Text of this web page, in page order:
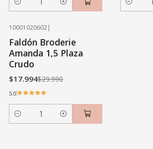
Cantidad Cantidad
10001020602|
Faldón Broderie
Amanda 1,5 Plaza
Crudo
$17.994$29.990
5.0
Cantidad